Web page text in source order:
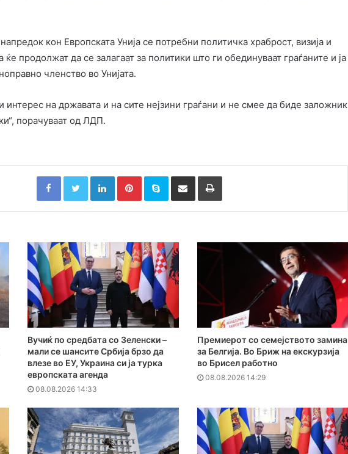
кон Европската Унија се потребни политичка храброст, визија и
ќе продолжат да се залагаат за политики што ги обединуваат граѓаните и ја
членство во Унијата.
интерес на државата и на сите нејзини граѓани и не смее да биде заложник
порачуваат од ЛДП.
FacebookTwitterLinkedInPinterestSkype Сподели преку Е-маил Испринтај
Вучиќ по средбата со Зеленски –
мали се шансите Србија брзо да
влезе во ЕУ, Украина си ја турка
европската агенда
08.08.2026 14:33
Премиерот со семејството замина
за Белгија. Во Бриж на екскурзија
во Брисел работно
08.08.2026 14:29